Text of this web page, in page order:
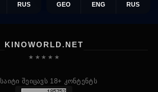
RUS GEO ENG RUS
KINOWORLD.NET
★ ★ ★ ★ ★
საიტი შეიცავს 18+ კონტენტს